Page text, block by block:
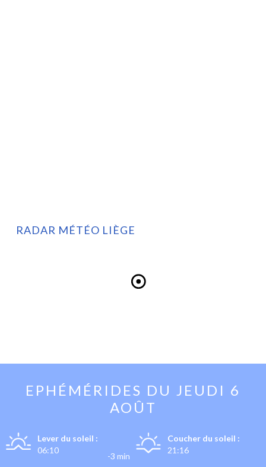
RADAR MÉTÉO LIÈGE
EPHÉMÉRIDES DU JEUDI 6
AOÛT
Lever du soleil :
06:10
-3 min
Coucher du soleil :
21:16